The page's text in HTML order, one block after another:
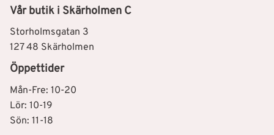
Vår butik i Skärholmen C
Storholmsgatan 3
127 48 Skärholmen
Öppettider
Mån-Fre: 10-20
Lör: 10-19
Sön: 11-18